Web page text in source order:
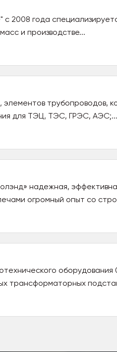
2008 года
и производстве...
трубопроводов,
для ТЭЦ, ТЭС, ГРЭС, АЭС;...
надежная,
огромный опыт со
оборудования
трансформаторных